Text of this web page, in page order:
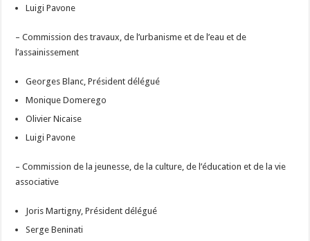
Luigi Pavone
– Commission des travaux, de l’urbanisme et de l’eau et de
l’assainissement
Georges Blanc, Président délégué
Monique Domerego
Olivier Nicaise
Luigi Pavone
– Commission de la jeunesse, de la culture, de l’éducation et de la vie
associative
Joris Martigny, Président délégué
Serge Beninati